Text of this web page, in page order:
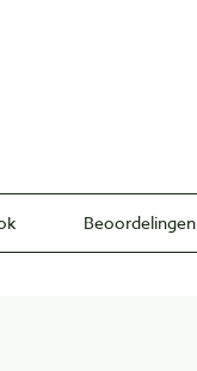
Beoordelingen